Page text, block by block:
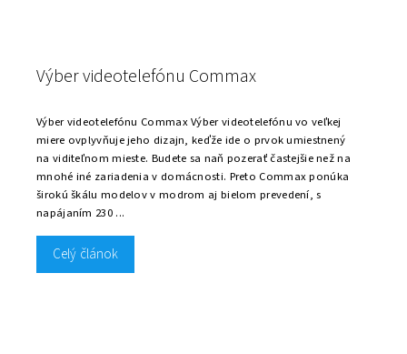
Výber videotelefónu Commax
Výber videotelefónu Commax Výber videotelefónu vo veľkej
miere ovplyvňuje jeho dizajn, keďže ide o prvok umiestnený
na viditeľnom mieste. Budete sa naň pozerať častejšie než na
mnohé iné zariadenia v domácnosti. Preto Commax ponúka
širokú škálu modelov v modrom aj bielom prevedení, s
napájaním 230 ...
Celý článok